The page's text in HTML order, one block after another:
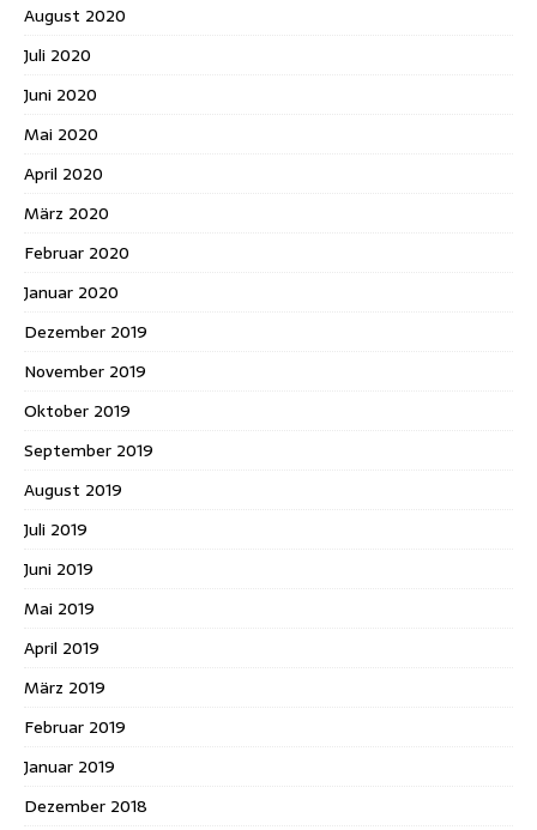
August 2020
Juli 2020
Juni 2020
Mai 2020
April 2020
März 2020
Februar 2020
Januar 2020
Dezember 2019
November 2019
Oktober 2019
September 2019
August 2019
Juli 2019
Juni 2019
Mai 2019
April 2019
März 2019
Februar 2019
Januar 2019
Dezember 2018